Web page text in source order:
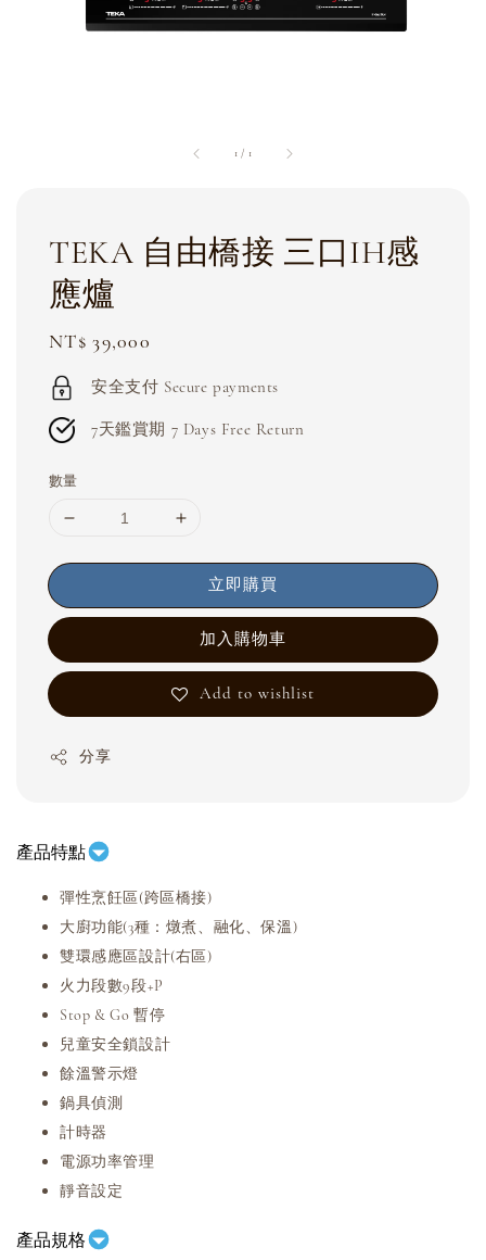
1 / 1
TEKA 自由橋接 三口IH感
應爐
Regular
price
NT$ 39,000
安全支付 Secure payments
7天鑑賞期 7 Days Free Return
數量
立即購買
加入購物車
Add to wishlist
分享
產品特點
彈性烹飪區(跨區橋接)
大廚功能(3種：燉煮、融化、保溫)
雙環感應區設計(右區)
火力段數9段+P
Stop & Go 暫停
兒童安全鎖設計
餘溫警示燈
鍋具偵測
計時器
電源功率管理
靜音設定
產品規格